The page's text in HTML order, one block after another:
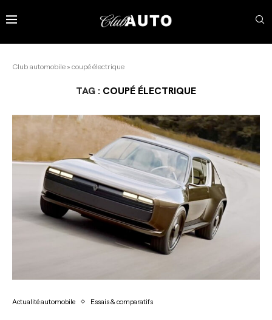
Club automobile » coupé électrique
TAG : COUPÉ ÉLECTRIQUE
Actualité automobile Essais & comparatifs